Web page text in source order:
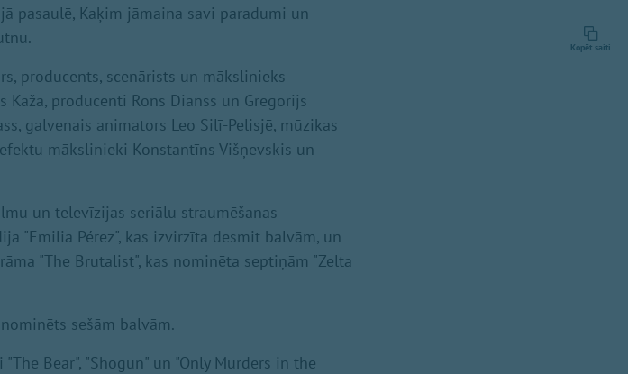
pasaulē, Kaķim jāmaina savi paradumi un
producents, scenārists un mākslinieks
producenti Rons Diānss un Gregorijs
galvenais animators Leo Silī-Pelisjē, mūzikas
mākslinieki Konstantīns Višņevskis un
un televīzijas seriālu straumēšanas
"Emilia Pérez", kas izvirzīta desmit balvām, un
"The Brutalist", kas nominēta septiņām "Zelta
sešām balvām.
Bear", "Shogun" un "Only Murders in the
Kopēt saiti